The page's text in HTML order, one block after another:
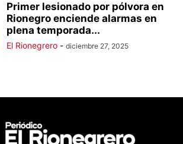
Primer lesionado por pólvora en
Rionegro enciende alarmas en
plena temporada...
El Rionegrero - diciembre 27, 2025